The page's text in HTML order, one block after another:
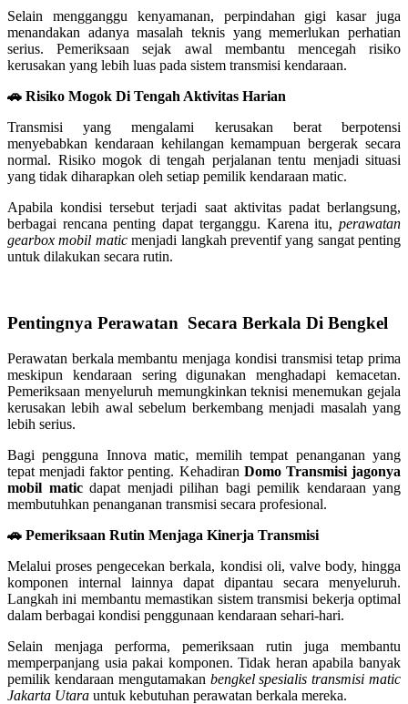
Selain mengganggu kenyamanan, perpindahan gigi kasar juga
menandakan adanya masalah teknis yang memerlukan perhatian
serius. Pemeriksaan sejak awal membantu mencegah risiko
kerusakan yang lebih luas pada sistem transmisi kendaraan.
🚗 Risiko Mogok Di Tengah Aktivitas Harian
Transmisi yang mengalami kerusakan berat berpotensi
menyebabkan kendaraan kehilangan kemampuan bergerak secara
normal. Risiko mogok di tengah perjalanan tentu menjadi situasi
yang tidak diharapkan oleh setiap pemilik kendaraan matic.
Apabila kondisi tersebut terjadi saat aktivitas padat berlangsung,
berbagai rencana penting dapat terganggu. Karena itu, perawatan
gearbox mobil maticmenjadi langkah preventif yang sangat penting
untuk dilakukan secara rutin.
Pentingnya Perawatan Secara Berkala Di Bengkel
Perawatan berkala membantu menjaga kondisi transmisi tetap prima
meskipun kendaraan sering digunakan menghadapi kemacetan.
Pemeriksaan menyeluruh memungkinkan teknisi menemukan gejala
kerusakan lebih awal sebelum berkembang menjadi masalah yang
lebih serius.
Bagi pengguna Innova matic, memilih tempat penanganan yang
tepat menjadi faktor penting. Kehadiran Domo Transmisi jagonya
mobil maticdapat menjadi pilihan bagi pemilik kendaraan yang
membutuhkan penanganan transmisi secara profesional.
🚗 Pemeriksaan Rutin Menjaga Kinerja Transmisi
Melalui proses pengecekan berkala, kondisi oli, valve body, hingga
komponen internal lainnya dapat dipantau secara menyeluruh.
Langkah ini membantu memastikan sistem transmisi bekerja optimal
dalam berbagai kondisi penggunaan kendaraan sehari-hari.
Selain menjaga performa, pemeriksaan rutin juga membantu
memperpanjang usia pakai komponen. Tidak heran apabila banyak
pemilik kendaraan mengutamakan bengkel spesialis transmisi matic
Jakarta Utara untuk kebutuhan perawatan berkala mereka.